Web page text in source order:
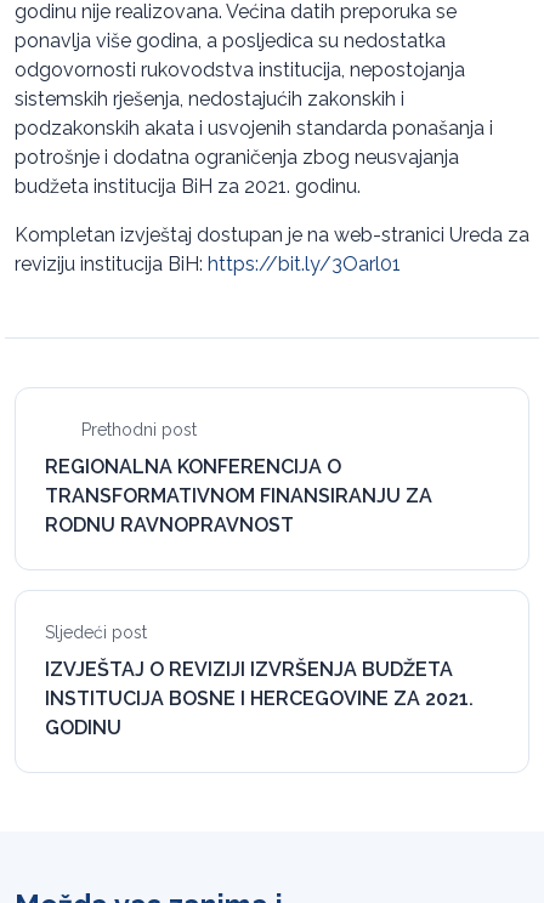
godinu nije realizovana. Većina datih preporuka se
ponavlja više godina, a posljedica su nedostatka
odgovornosti rukovodstva institucija, nepostojanja
sistemskih rješenja, nedostajućih zakonskih i
podzakonskih akata i usvojenih standarda ponašanja i
potrošnje i dodatna ograničenja zbog neusvajanja
budžeta institucija BiH za 2021. godinu.
Kompletan izvještaj dostupan je na web-stranici Ureda za
reviziju institucija BiH: https://bit.ly/3Oarl01
Prethodni post
REGIONALNA KONFERENCIJA O
TRANSFORMATIVNOM FINANSIRANJU ZA
RODNU RAVNOPRAVNOST
Sljedeći post
IZVJEŠTAJ O REVIZIJI IZVRŠENJA BUDŽETA
INSTITUCIJA BOSNE I HERCEGOVINE ZA 2021.
GODINU